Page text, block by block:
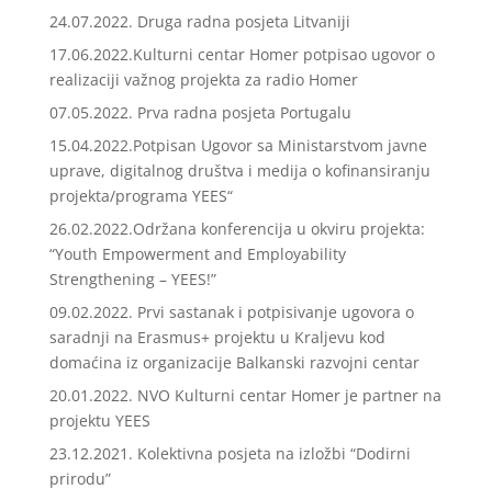
24.07.2022. Druga radna posjeta Litvaniji
17.06.2022.Kulturni centar Homer potpisao ugovor o
realizaciji važnog projekta za radio Homer
07.05.2022. Prva radna posjeta Portugalu
15.04.2022.Potpisan Ugovor sa Ministarstvom javne
uprave, digitalnog društva i medija o kofinansiranju
projekta/programa YEES“
26.02.2022.Održana konferencija u okviru projekta:
“Youth Empowerment and Employability
Strengthening – YEES!”
09.02.2022. Prvi sastanak i potpisivanje ugovora o
saradnji na Erasmus+ projektu u Kraljevu kod
domaćina iz organizacije Balkanski razvojni centar
20.01.2022. NVO Kulturni centar Homer je partner na
projektu YEES
23.12.2021. Kolektivna posjeta na izložbi “Dodirni
prirodu”